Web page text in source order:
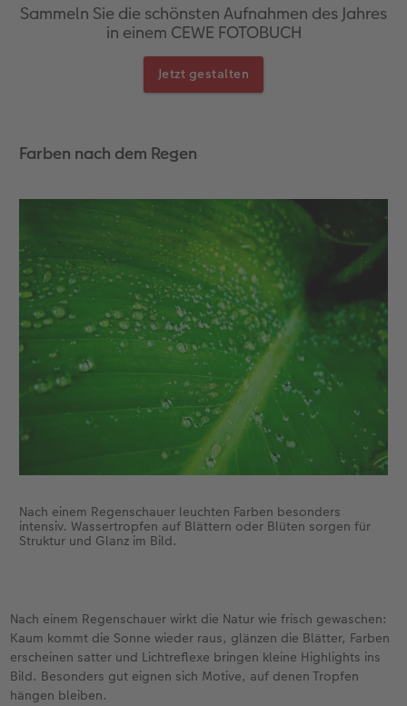
Sammeln Sie die schönsten Aufnahmen des Jahres
in einem CEWE FOTOBUCH
Jetzt gestalten
Farben nach dem Regen
Nach einem Regenschauer leuchten Farben besonders
intensiv. Wassertropfen auf Blättern oder Blüten sorgen für
Struktur und Glanz im Bild.
Nach einem Regenschauer wirkt die Natur wie frisch gewaschen:
Kaum kommt die Sonne wieder raus, glänzen die Blätter, Farben
erscheinen satter und Lichtreflexe bringen kleine Highlights ins
Bild. Besonders gut eignen sich Motive, auf denen Tropfen
hängen bleiben.